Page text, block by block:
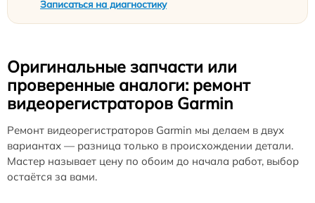
Записаться на диагностику
Оригинальные запчасти или
проверенные аналоги: ремонт
видеорегистраторов Garmin
Ремонт видеорегистраторов Garmin мы делаем в двух
вариантах — разница только в происхождении детали.
Мастер называет цену по обоим до начала работ, выбор
остаётся за вами.